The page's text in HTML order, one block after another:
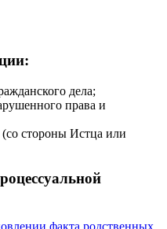
дела;
права и
стороны Истца или
факта родственных